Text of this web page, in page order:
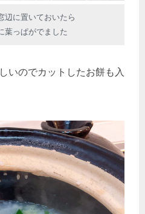
辺に置いておいたら
葉っぱがでました
いのでカットしたお餅も入